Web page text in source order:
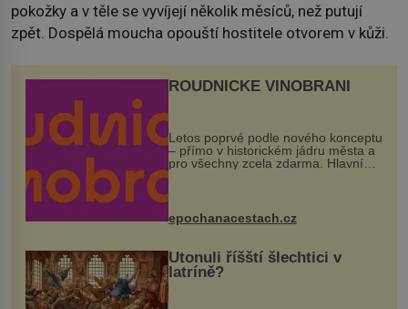
pokožky a v těle se vyvíjejí několik měsíců, než putují
zpět. Dospělá moucha opouští hostitele otvorem v kůži.
ROUDNICKÉ VINOBRANÍ
Letos poprvé podle nového konceptu
– přímo v historickém jádru města a
pro všechny zcela zdarma. Hlavní
program se odehraje na Karlově a
mohou těšit na víno, burčák, pes...
epochanacestach.cz
Utonuli říšští šlechtici v
latríně?